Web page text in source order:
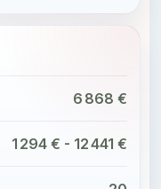
6 868 €
1 294 € - 12 441 €